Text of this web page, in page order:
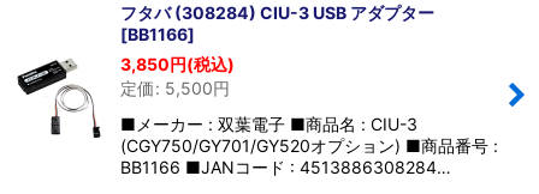
フタバ (308284) CIU-3 USB アダプター
[BB1166]
3,850円(税込)
定価: 5,500円
■メーカー : 双葉電子 ■商品名 : CIU-3
(CGY750/GY701/GY520オプション) ■商品番号 :
BB1166 ■JANコード : 4513886308284…